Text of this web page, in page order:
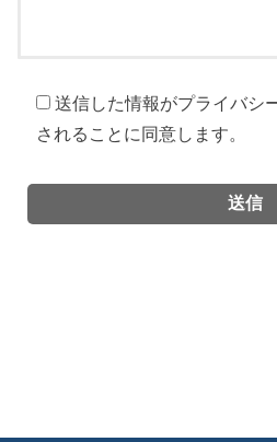
送信した情報がプライバシ
されることに同意します。